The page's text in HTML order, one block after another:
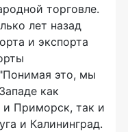
торговле.
лет назад
и экспорта
это, мы
как
Приморск, так и
и Калининград.